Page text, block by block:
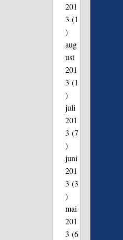
201
3 (1
)
aug
ust
201
3 (1
)
juli
201
3 (7
)
juni
201
3 (3
)
mai
201
3 (6